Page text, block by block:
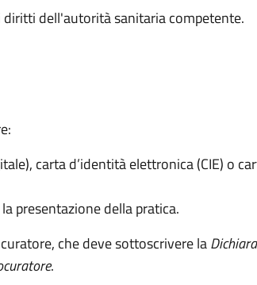
dell'autorità sanitaria competente.
carta d’identità elettronica (CIE) o
presentazione della pratica.
che deve sottoscrivere la
.